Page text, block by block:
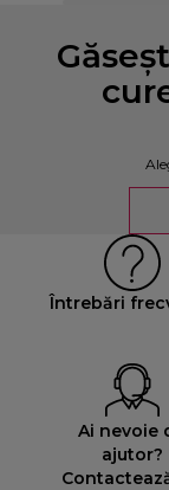
Întrebări
Ai nevoie
ajutor?